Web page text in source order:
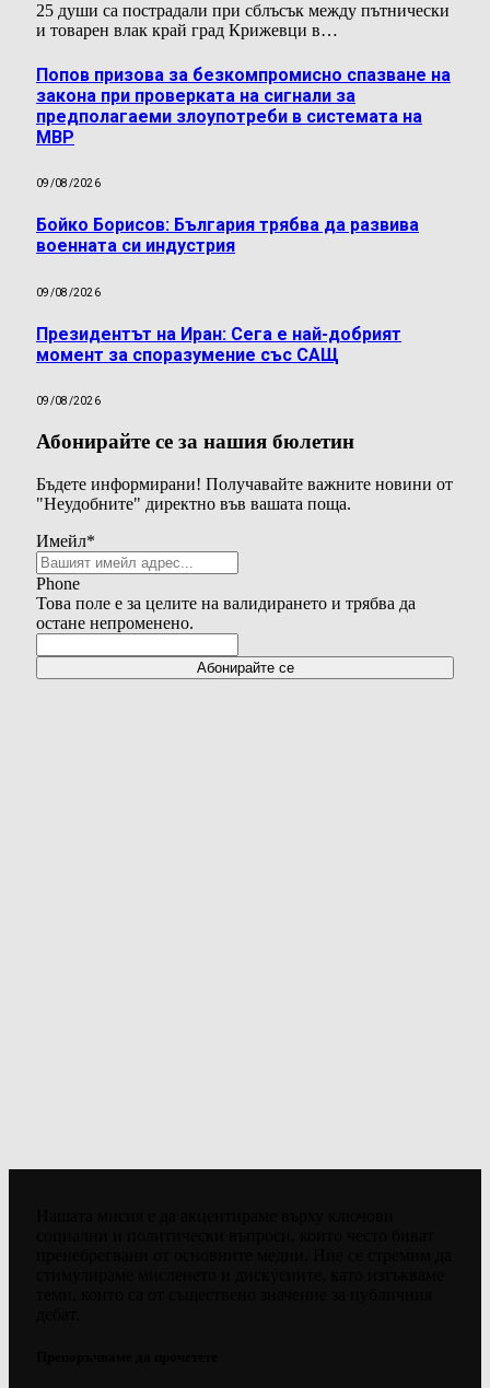
25 души са пострадали при сблъсък между пътнически
и товарен влак край град Крижевци в…
Попов призова за безкомпромисно спазване на
закона при проверката на сигнали за
предполагаеми злоупотреби в системата на
МВР
09/08/2026
Бойко Борисов: България трябва да развива
военната си индустрия
09/08/2026
Президентът на Иран: Сега е най-добрият
момент за споразумение със САЩ
09/08/2026
Абонирайте се за нашия бюлетин
Бъдете информирани! Получавайте важните новини от
"Неудобните" директно във вашата поща.
Имейл*
Phone
Това поле е за целите на валидирането и трябва да
остане непроменено.